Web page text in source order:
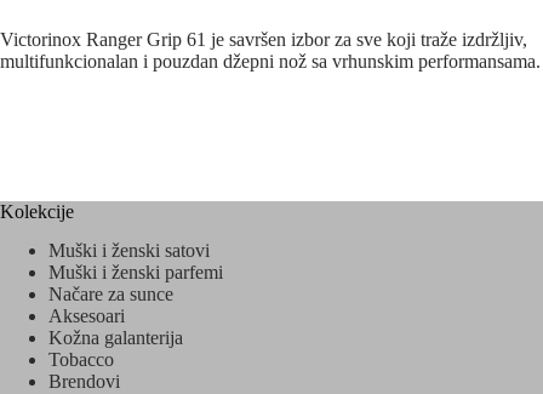
Victorinox Ranger Grip 61 je savršen izbor za sve koji traže izdržljiv,
multifunkcionalan i pouzdan džepni nož sa vrhunskim performansama.
Kolekcije
Muški i ženski satovi
Muški i ženski parfemi
Načare za sunce
Aksesoari
Kožna galanterija
Tobacco
Brendovi